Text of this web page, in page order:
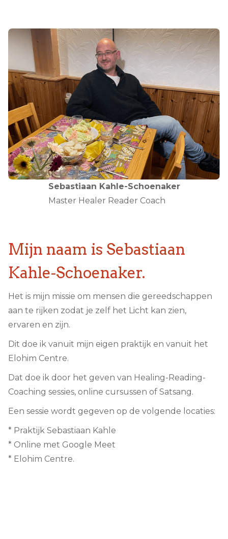
Sebastiaan Kahle-Schoenaker
Master Healer Reader Coach
Mijn naam is Sebastiaan
Kahle-Schoenaker.
Het is mijn missie om mensen die gereedschappen
aan te rijken zodat je zelf het Licht kan zien,
ervaren en zijn.
Dit doe ik vanuit mijn eigen praktijk en vanuit het
Elohim Centre.
Dat doe ik door het geven van Healing-Reading-
Coaching sessies, online cursussen of Satsang.
Een sessie wordt gegeven op de volgende locaties:
* Praktijk Sebastiaan Kahle
* Online met Google Meet
* Elohim Centre.